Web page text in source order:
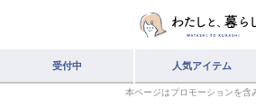
受付中 人気アイテム
本ページはプロモーションを含